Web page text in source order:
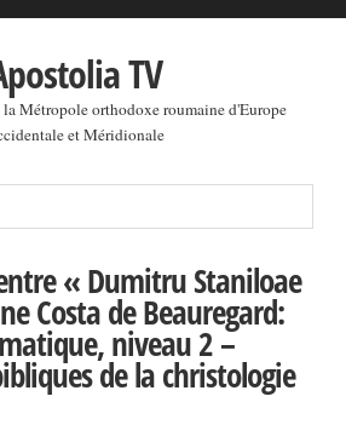
TV
Métropole orthodoxe roumaine d'Europe
et Méridionale
« Dumitru Staniloae
Costa de Beauregard:
niveau 2 –
de la christologie